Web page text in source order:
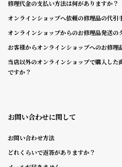
て
の
商
品
界
の
腕
時
計
ブ
ド
ラ
メ
修理代金の支払い方法は何がありますか？
オンラインショップへ依頼の修理品の代引
オンラインショップからのお修理品発送の
お客様からオンラインショップへのお修理
当店以外のオンラインショップで購入した
ですか？
お問い合わせに関して
お問い合わせ方法
どれくらいで返答がありますか？